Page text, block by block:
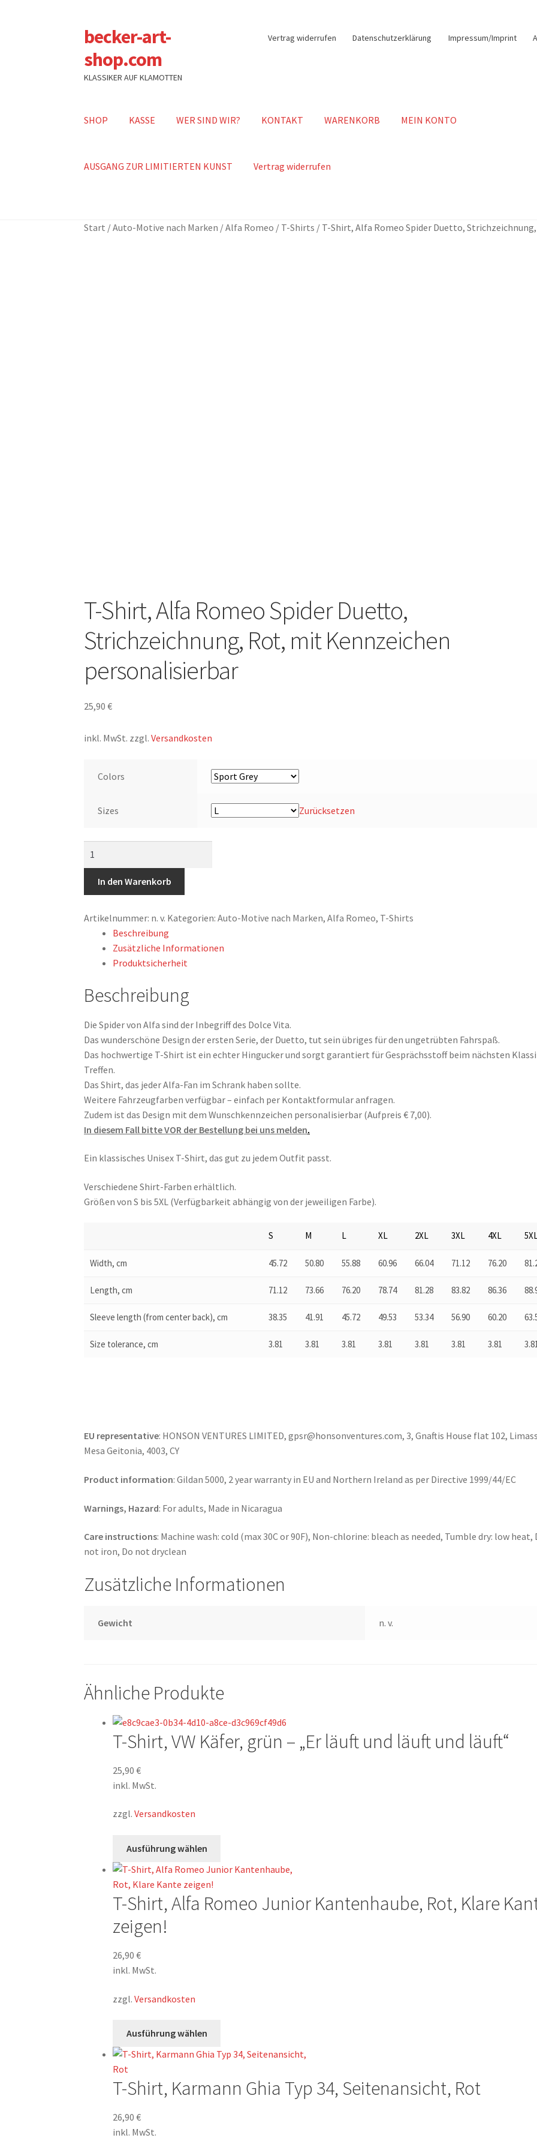
Zur
Navigation
springen
Zum
Inhalt
springen
becker-art-
shop.com
KLASSIKER AUF KLAMOTTEN
Vertrag widerrufen Datenschutzerklärung Impressum/Imprint
SHOP KASSE WER SIND WIR? KONTAKT WARENKORB MEIN KONTO
AUSGANG ZUR LIMITIERTEN KUNST Vertrag widerrufen
Start /Auto-Motive nach Marken /Alfa Romeo / T-Shirts / T-Shirt, Alfa Romeo Spider Duetto,
T-Shirt, Alfa Romeo Spider Duetto,
Strichzeichnung, Rot, mit Kennzeichen
personalisierbar
25,90€
inkl. MwSt. zzgl.Versandkosten
Colors
Sizes Zurücksetzen
Alfa
Romeo
Duetto,
Strichzeichnung,
personalisierbar
In den Warenkorb
Artikelnummer: n. v. Kategorien:Auto-Motive nach Marken,Alfa Romeo, T-Shirts
Beschreibung
Zusätzliche Informationen
Produktsicherheit
Beschreibung
Die Spider von Alfa sind der Inbegriff des Dolce Vita.
Das wunderschöne Design der ersten Serie, der Duetto, tut sein übriges für den ungetrübten Fahrspaß.
Das hochwertige T-Shirt ist ein echter Hingucker und sorgt garantiert für Gesprächsstoff beim nächsten
Treffen.
Das Shirt, das jeder Alfa-Fan im Schrank haben sollte.
Weitere Fahrzeugfarben verfügbar – einfach per Kontaktformular anfragen.
Zudem ist das Design mit dem Wunschkennzeichen personalisierbar (Aufpreis € 7,00).
In diesem Fall bitte VOR der Bestellung bei uns melden.
Ein klassisches Unisex T-Shirt, das gut zu jedem Outfit passt.
Verschiedene Shirt-Farben erhältlich.
Größen von S bis 5XL (Verfügbarkeit abhängig von der jeweiligen Farbe).
S M L XL 2XL 3XL 4XL
Width, cm 45.72 50.80 55.88 60.96 66.04 71.12 76.20
Length, cm 71.12 73.66 76.20 78.74 81.28 83.82 86.36
Sleeve length (from center back), cm 38.35 41.91 45.72 49.53 53.34 56.90 60.20
Size tolerance, cm 3.81 3.81 3.81 3.81 3.81 3.81 3.81
EU representative: HONSON VENTURES LIMITED, gpsr@honsonventures.com, 3, Gnaftis House flat 102,
Mesa Geitonia, 4003, CY
Product information: Gildan 5000, 2 year warranty in EU and Northern Ireland as per Directive 1999/44/EC
Warnings, Hazard: For adults, Made in Nicaragua
Care instructions: Machine wash: cold (max 30C or 90F), Non-chlorine: bleach as needed, Tumble dry: low heat,
not iron, Do not dryclean
Zusätzliche Informationen
Gewicht n. v.
Ähnliche Produkte
T-Shirt, VW Käfer, grün – „Er läuft und läuft und läuft“
25,90€
inkl. MwSt.
zzgl.Versandkosten
Ausführung wählen
weist
Varianten
T-Shirt, Alfa Romeo Junior Kantenhaube, Rot, Klare
zeigen!
26,90€
inkl. MwSt.
zzgl.Versandkosten
Ausführung wählen
weist
Varianten
T-Shirt, Karmann Ghia Typ 34, Seitenansicht, Rot
26,90€
inkl. MwSt.